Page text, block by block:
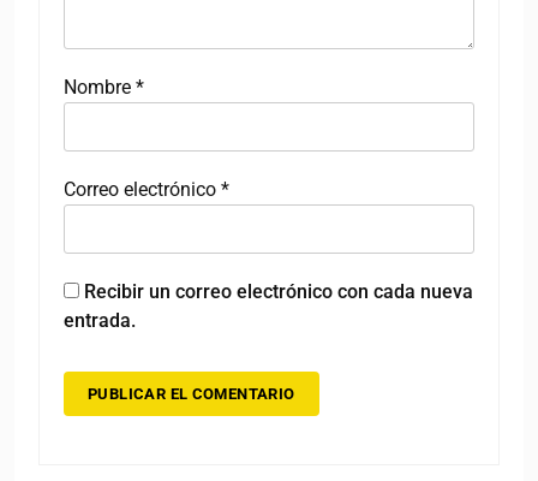
Nombre *
Correo electrónico *
Recibir un correo electrónico con cada nueva
entrada.